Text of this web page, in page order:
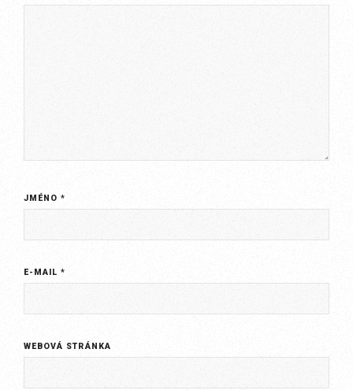
JMÉNO*
E-MAIL*
WEBOVÁ STRÁNKA